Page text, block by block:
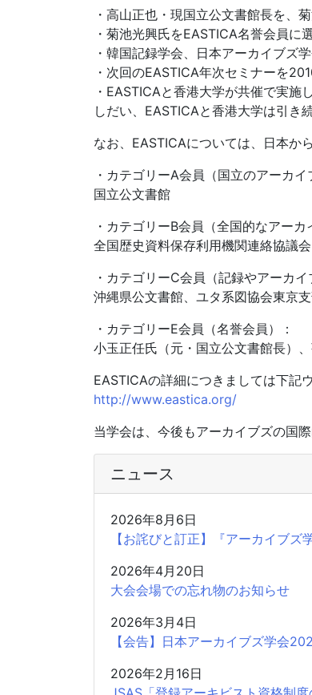
・高山正也・現国立公文書館長を、
・菊池光興氏をEASTICA名誉会員に
・韓国記録学会、日本アーカイブズ
・次回のEASTICA年次セミナーを
・EASTICAと香港大学が共催で実
しだい、EASTICAと香港大学は引き
なお、EASTICAについては、日本か
・カテゴリーA会員（国立のアーカイ
国立公文書館
・カテゴリーB会員（全国的なアーカ
全国歴史資料保存利用機関連絡協議
・カテゴリーC会員（記録やアーカ
沖縄県公文書館、ユタ系図協会東京
・カテゴリーE会員（名誉会員）：
小玉正任氏（元・国立公文書館長）
EASTICAの詳細につきましては下記
http://www.eastica.org/
当学会は、今後もアーカイブズの国
ニュース
2026年8月6日
【お詫びと訂正】『アーカイブ
2026年4月20日
大会会場での忘れ物のお知らせ
2026年3月4日
【会告】日本アーカイブズ学会
2026年2月16日